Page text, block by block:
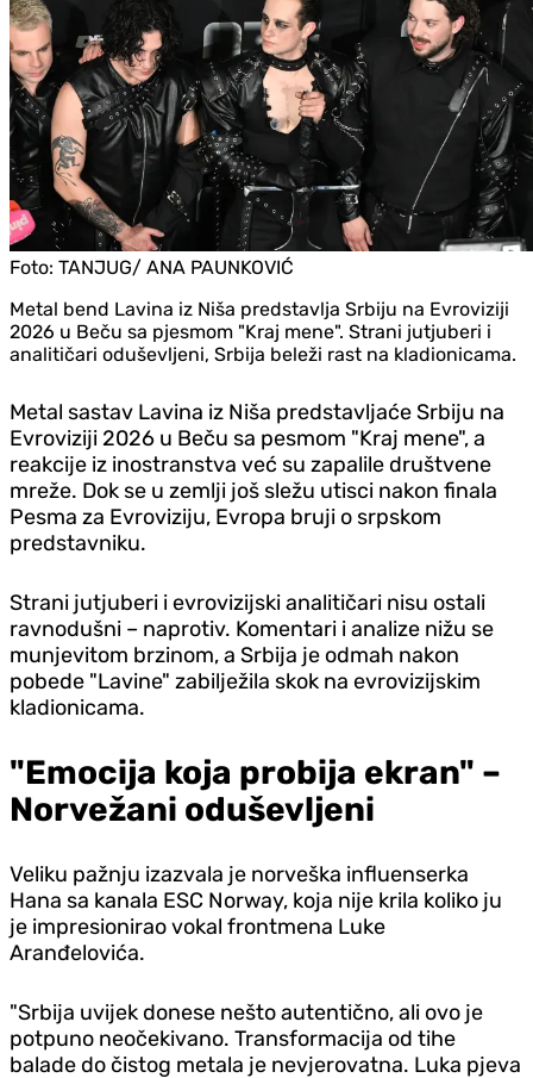
Foto: TANJUG/ ANA PAUNKOVIĆ
Metal bend Lavina iz Niša predstavlja Srbiju na Evroviziji
2026 u Beču sa pjesmom "Kraj mene". Strani jutjuberi i
analitičari oduševljeni, Srbija beleži rast na kladionicama.
Metal sastav Lavina iz Niša predstavljaće Srbiju na
Evroviziji 2026 u Beču sa pesmom "Kraj mene", a
reakcije iz inostranstva već su zapalile društvene
mreže. Dok se u zemlji još sležu utisci nakon finala
Pesma za Evroviziju, Evropa bruji o srpskom
predstavniku.
Strani jutjuberi i evrovizijski analitičari nisu ostali
ravnodušni – naprotiv. Komentari i analize nižu se
munjevitom brzinom, a Srbija je odmah nakon
pobede "Lavine" zabilježila skok na evrovizijskim
kladionicama.
"Emocija koja probija ekran" –
Norvežani oduševljeni
Veliku pažnju izazvala je norveška influenserka
Hana sa kanala ESC Norway, koja nije krila koliko ju
je impresionirao vokal frontmena Luke
Aranđelovića.
"Srbija uvijek donese nešto autentično, ali ovo je
potpuno neočekivano. Transformacija od tihe
balade do čistog metala je nevjerovatna. Luka pjeva